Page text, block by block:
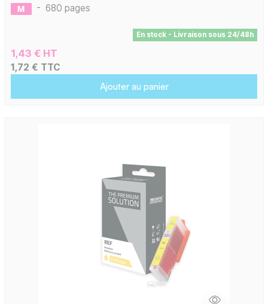
- 680 pages
En stock - Livraison sous 24/48h
1,43 € HT
1,72 € TTC
Ajouter au panier